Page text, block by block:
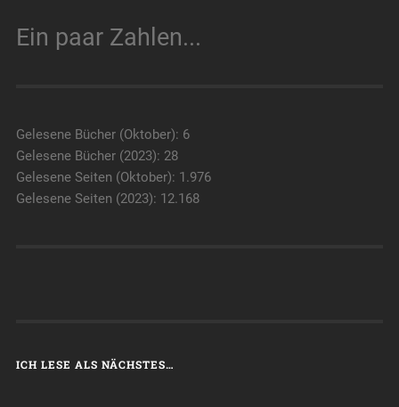
Ein paar Zahlen...
Gelesene Bücher (Oktober): 6
Gelesene Bücher (2023): 28
Gelesene Seiten (Oktober): 1.976
Gelesene Seiten (2023): 12.168
ICH LESE ALS NÄCHSTES…